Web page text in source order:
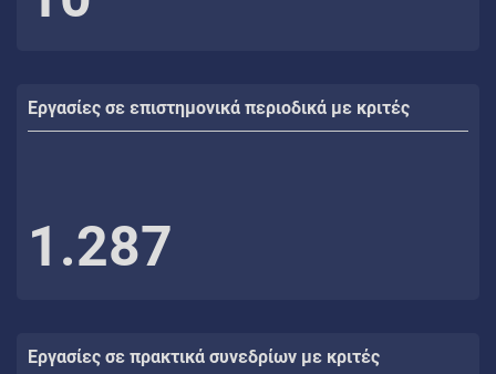
Εργασίες σε επιστημονικά περιοδικά με κριτές
1.287
Εργασίες σε πρακτικά συνεδρίων με κριτές